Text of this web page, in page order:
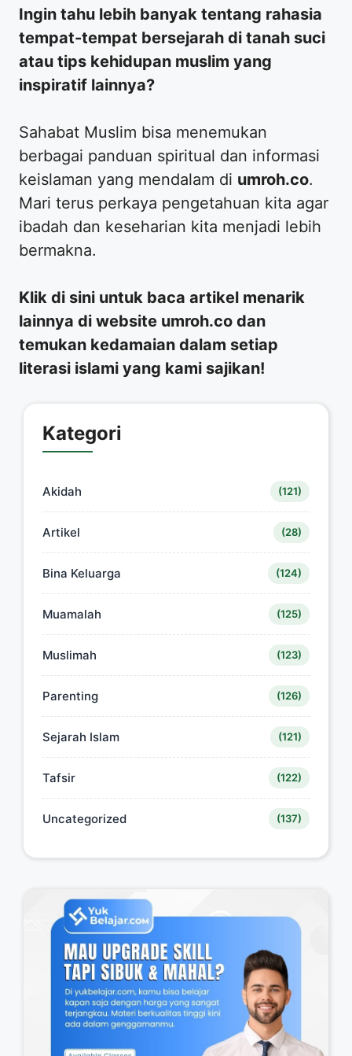
Ingin tahu lebih banyak tentang rahasia
tempat-tempat bersejarah di tanah suci
atau tips kehidupan muslim yang
inspiratif lainnya?
​Sahabat Muslim bisa menemukan
berbagai panduan spiritual dan informasi
keislaman yang mendalam di umroh.co.
Mari terus perkaya pengetahuan kita agar
ibadah dan keseharian kita menjadi lebih
bermakna.
Klik di sini untuk baca artikel menarik
lainnya di website umroh.co dan
temukan kedamaian dalam setiap
literasi islami yang kami sajikan!
Kategori
Akidah (121)
Artikel (28)
Bina Keluarga (124)
Muamalah (125)
Muslimah (123)
Parenting (126)
Sejarah Islam (121)
Tafsir (122)
Uncategorized (137)